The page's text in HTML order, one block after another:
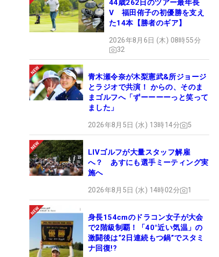
44歳262日のツアー最年長
V 福田侑子の初優勝を支え
た14本【勝者のギア】
2026年8月6日 (木) 08時55分
32
青木瀬令奈が木梨憲武&所ジョージ
とラジオで共演！ からの、そのま
まゴルフへ「ずーーーーっと笑って
ました」
2026年8月5日 (水) 13時14分 5
LIVゴルフが大量スタッフ解雇
へ？ あすにも選手ミーティング実
施へ
2026年8月5日 (水) 14時02分 1
身長154cmのドラコン女子が大会
で2階級制覇！「40°近い気温」の
激闘後は“2日連続もつ鍋”でスタミ
ナ回復!?